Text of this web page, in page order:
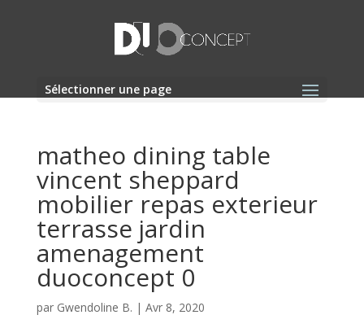
Sélectionner une page
matheo dining table
vincent sheppard
mobilier repas exterieur
terrasse jardin
amenagement
duoconcept 0
par Gwendoline B. | Avr 8, 2020